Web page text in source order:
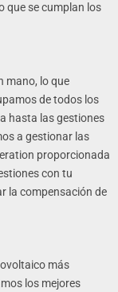
que se cumplan los
mano, lo que
de todos los
hasta las gestiones
a gestionar las
proporcionada
con tu
la compensación de
más
los mejores